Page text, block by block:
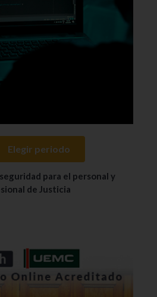
Elegir periodo
para el personal y
de Justicia